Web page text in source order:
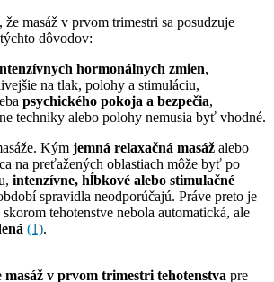
masáž v prvom trimestri sa posudzuje
dôvodov:
hormonálnych zmien,
na tlak, polohy a stimuláciu,
psychického pokoja a bezpečia,
techniky alebo polohy nemusia byť vhodné.
Kým jemná relaxačná masáž alebo
na preťažených oblastiach môže byť po
intenzívne, hĺbkové alebo stimulačné
spravidla neodporúčajú. Práve preto je
tehotenstve nebola automatická, ale
(1).
masáž v prvom trimestri tehotenstva pre